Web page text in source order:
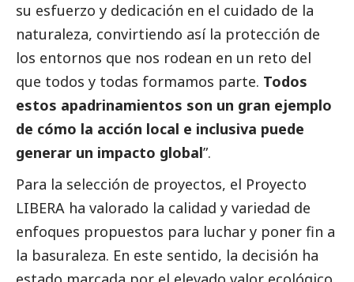
su esfuerzo y dedicación en el cuidado de la
naturaleza, convirtiendo así la protección de
los entornos que nos rodean en un reto del
que todos y todas formamos parte. Todos
estos apadrinamientos son un gran ejemplo
de cómo la acción local e inclusiva puede
generar un impacto global”.
Para la selección de proyectos, el Proyecto
LIBERA ha valorado la calidad y variedad de
enfoques propuestos para luchar y poner fin a
la basuraleza. En este sentido, la decisión ha